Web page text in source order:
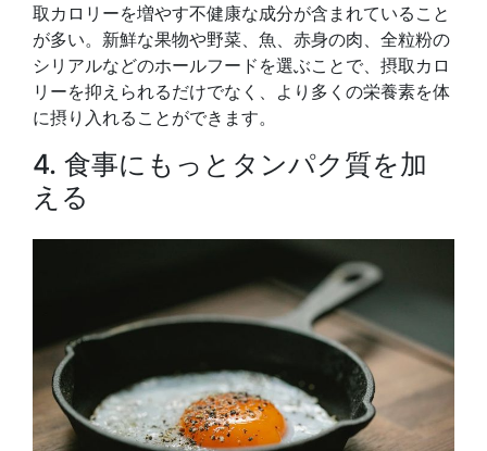
取カロリーを増やす不健康な成分が含まれていること
が多い。新鮮な果物や野菜、魚、赤身の肉、全粒粉の
シリアルなどのホールフードを選ぶことで、摂取カロ
リーを抑えられるだけでなく、より多くの栄養素を体
に摂り入れることができます。
4. 食事にもっとタンパク質を加
える